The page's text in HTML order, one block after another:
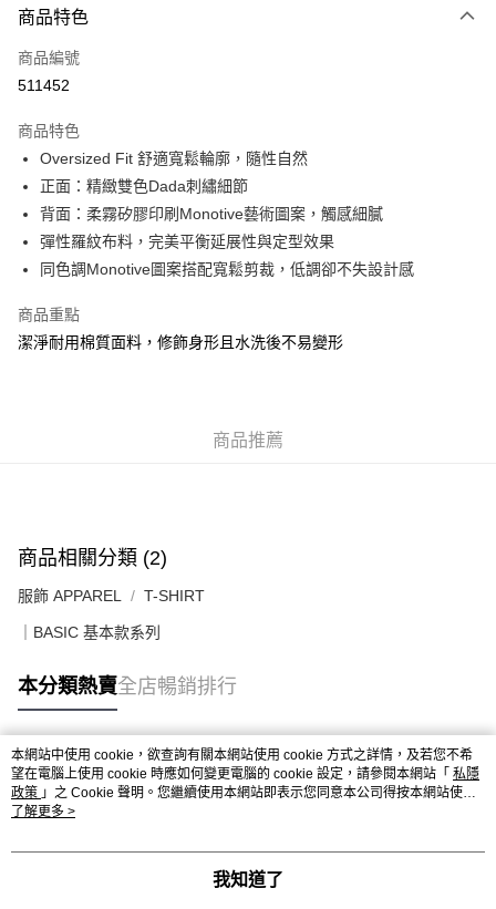
信用卡
Apple Pay
AlipayHK
WeChat Pay
送貨方式
每筆HK$50.00，滿HK$499.00或以上免運費
付款後順豐合作便利店
商品特色
商品編號
511452
商品特色
Oversized Fit 舒適寬鬆輪廓，隨性自然
正面：精緻雙色Dada刺繡細節
背面：柔霧矽膠印刷Monotive藝術圖案，觸感細膩
彈性羅紋布料，完美平衡延展性與定型效果
同色調Monotive圖案搭配寬鬆剪裁，低調卻不失設計感
商品重點
潔淨耐用棉質面料，修飾身形且水洗後不易變形
商品推薦
商品相關分類 (2)
服飾 APPAREL T-SHIRT
｜BASIC 基本款系列
本分類熱賣全店暢銷排行
熱門標籤
熱銷排行
本網站中使用 cookie，欲查詢有關本網站使用 cookie 方式之詳情，及若您不希
望在電腦上使用 cookie 時應如何變更電腦的 cookie 設定，請參閱本網站「 私隱
政策 」之 Cookie 聲明。您繼續使用本網站即表示您同意本公司得按本網站使用
條款之 Cookie 聲明使用 cookie。
了解更多 >
我知道了